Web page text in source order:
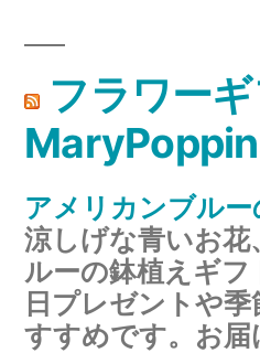
フラワーギ
アメリカンブル
涼しげな青いお
ルーの鉢植えギ
日プレゼントや
すすめです。お